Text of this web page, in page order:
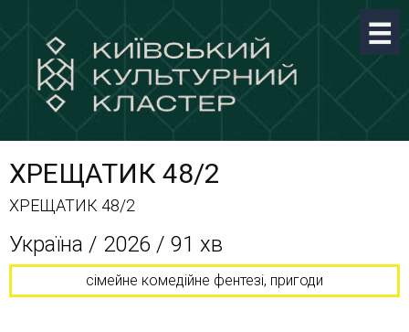
ХРЕЩАТИК 48/2
ХРЕЩАТИК 48/2
Україна / 2026 / 91 хв
сімейне комедійне фентезі, пригоди